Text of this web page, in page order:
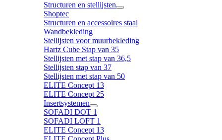
Structuren en stellijsten
Shoptec
Structuren en accessoires staal
Wandbekleding
Stellijsten voor muurbekleding
Hartz Cube Stap van 35
Stellijsten met stap van 36,5
Stellijsten stap van 37
Stellijsten met stap van 50
ELITE Concept 13
ELITE Concept 25
Insertsystemen
SOFADI DOT 1
SOFADI LOFT 1
ELITE Concept 13